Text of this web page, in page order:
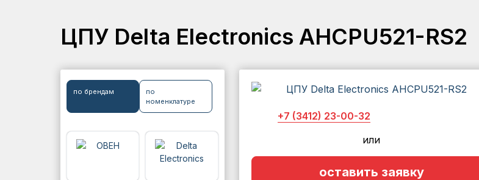
ЦПУ Delta Electronics AHCPU521-RS2
по брендам
по
номенклатуре
+7 (3412) 23-00-32
или
оставить заявку